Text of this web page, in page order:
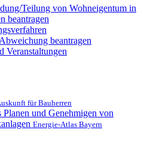
Teilung von Wohneigentum in
beantragen
beantragen
Veranstaltungen
für Bauherren
und Genehmigen von
Energie-Atlas Bayern